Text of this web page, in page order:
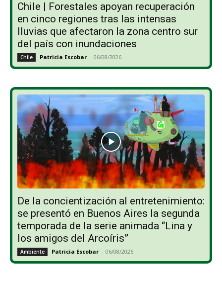
Chile | Forestales apoyan recuperación
en cinco regiones tras las intensas
lluvias que afectaron la zona centro sur
del país con inundaciones
Chile Patricia Escobar - 06/08/2026
De la concientización al entretenimiento:
se presentó en Buenos Aires la segunda
temporada de la serie animada “Lina y
los amigos del Arcoíris”
Ambiente Patricia Escobar - 06/08/2026